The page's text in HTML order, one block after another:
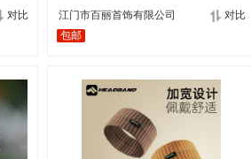
对比
江门市百丽首饰有限公司
对比
包邮